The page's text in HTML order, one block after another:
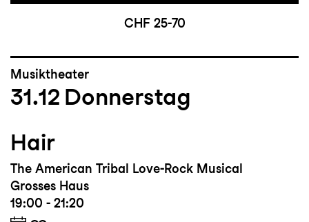
CHF 25-70
Musiktheater
31.12 Donnerstag
Hair
The American Tribal Love-Rock Musical
Grosses Haus
19:00 - 21:20